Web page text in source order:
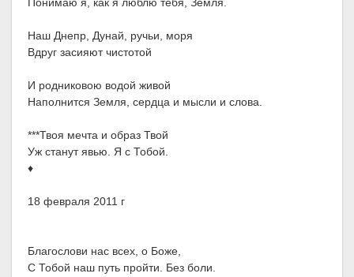
Понимаю я, как я люблю тебя, Земля.
Наш Днепр, Дунай, ручьи, моря
Вдруг засияют чистотой
И родниковою водой живой
Наполнится Земля, сердца и мысли и слова.
***Твоя мечта и образ Твой
Уж станут явью. Я с Тобой.
♦
18 февраля 2011 г
Благослови нас всех, о Боже,
С Тобой наш путь пройти. Без боли.